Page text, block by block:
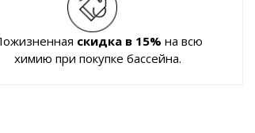
скидка в 15% на всю
химию при покупке бассейна.